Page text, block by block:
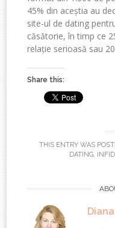
45% din aceștia au
site-ul de dating
căsătorie, în timp ce
relație serioasă sau
Share this:
THIS ENTRY WAS
DATING,